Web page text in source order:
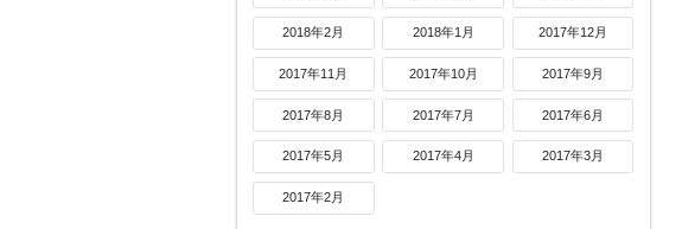
2018年2月 2018年1月 2017年12月
2017年11月 2017年10月 2017年9月
2017年8月 2017年7月 2017年6月
2017年5月 2017年4月 2017年3月
2017年2月